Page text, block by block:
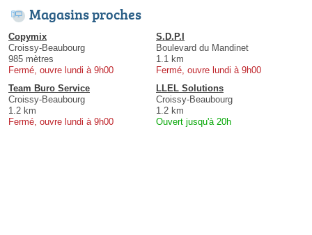
Magasins proches
Copymix
Croissy-Beaubourg
985 mètres
Fermé, ouvre lundi à 9h00
S.D.P.I
Boulevard du Mandinet
1.1 km
Fermé, ouvre lundi à 9h00
Team Buro Service
Croissy-Beaubourg
1.2 km
Fermé, ouvre lundi à 9h00
LLEL Solutions
Croissy-Beaubourg
1.2 km
Ouvert jusqu'à 20h